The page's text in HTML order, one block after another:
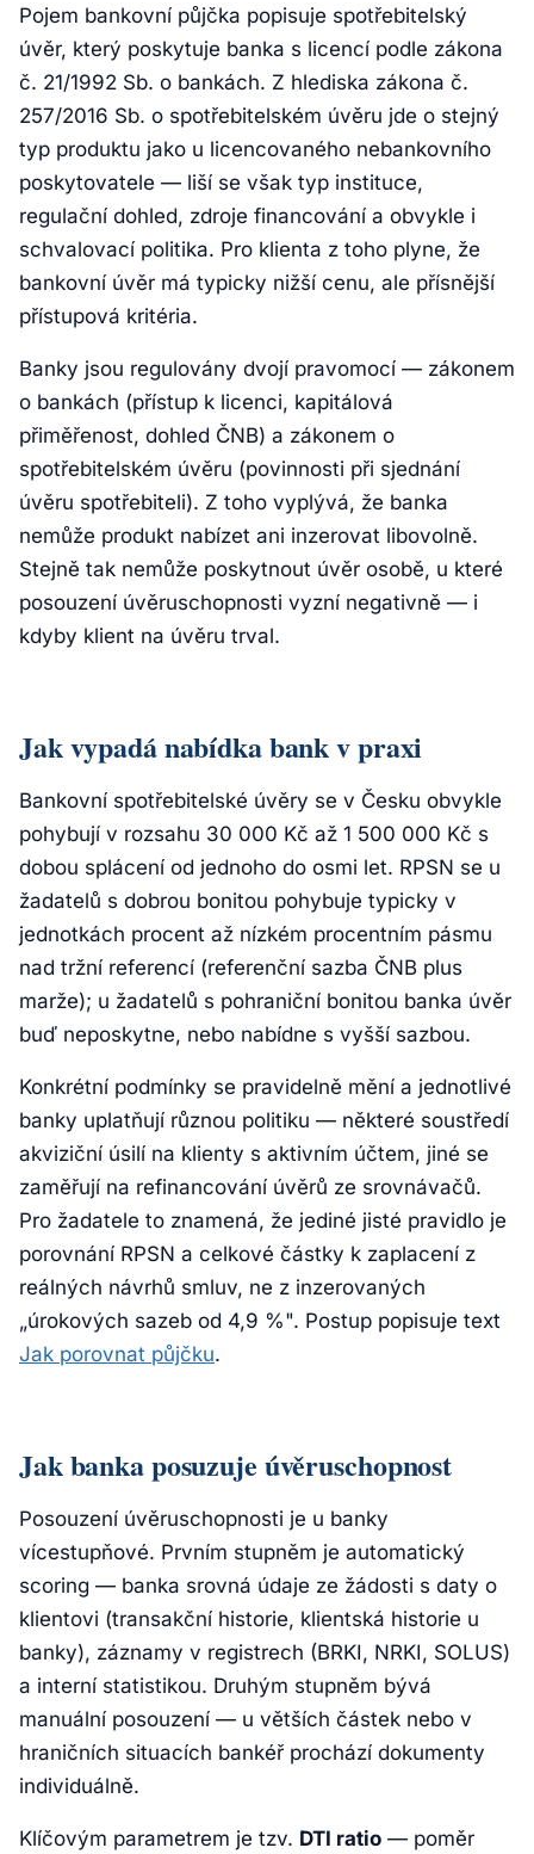
Pojem bankovní půjčka popisuje spotřebitelský
úvěr, který poskytuje banka s licencí podle zákona
č. 21/1992 Sb. o bankách. Z hlediska zákona č.
257/2016 Sb. o spotřebitelském úvěru jde o stejný
typ produktu jako u licencovaného nebankovního
poskytovatele — liší se však typ instituce,
regulační dohled, zdroje financování a obvykle i
schvalovací politika. Pro klienta z toho plyne, že
bankovní úvěr má typicky nižší cenu, ale přísnější
přístupová kritéria.
Banky jsou regulovány dvojí pravomocí — zákonem
o bankách (přístup k licenci, kapitálová
přiměřenost, dohled ČNB) a zákonem o
spotřebitelském úvěru (povinnosti při sjednání
úvěru spotřebiteli). Z toho vyplývá, že banka
nemůže produkt nabízet ani inzerovat libovolně.
Stejně tak nemůže poskytnout úvěr osobě, u které
posouzení úvěruschopnosti vyzní negativně — i
kdyby klient na úvěru trval.
Jak vypadá nabídka bank v praxi
Bankovní spotřebitelské úvěry se v Česku obvykle
pohybují v rozsahu 30 000 Kč až 1 500 000 Kč s
dobou splácení od jednoho do osmi let. RPSN se u
žadatelů s dobrou bonitou pohybuje typicky v
jednotkách procent až nízkém procentním pásmu
nad tržní referencí (referenční sazba ČNB plus
marže); u žadatelů s pohraniční bonitou banka úvěr
buď neposkytne, nebo nabídne s vyšší sazbou.
Konkrétní podmínky se pravidelně mění a jednotlivé
banky uplatňují různou politiku — některé soustředí
akviziční úsilí na klienty s aktivním účtem, jiné se
zaměřují na refinancování úvěrů ze srovnávačů.
Pro žadatele to znamená, že jediné jisté pravidlo je
porovnání RPSN a celkové částky k zaplacení z
reálných návrhů smluv, ne z inzerovaných
„úrokových sazeb od 4,9 %". Postup popisuje text
Jak porovnat půjčku.
Jak banka posuzuje úvěruschopnost
Posouzení úvěruschopnosti je u banky
vícestupňové. Prvním stupněm je automatický
scoring — banka srovná údaje ze žádosti s daty o
klientovi (transakční historie, klientská historie u
banky), záznamy v registrech (BRKI, NRKI, SOLUS)
a interní statistikou. Druhým stupněm bývá
manuální posouzení — u větších částek nebo v
hraničních situacích bankéř prochází dokumenty
individuálně.
Klíčovým parametrem je tzv. DTI ratio — poměr